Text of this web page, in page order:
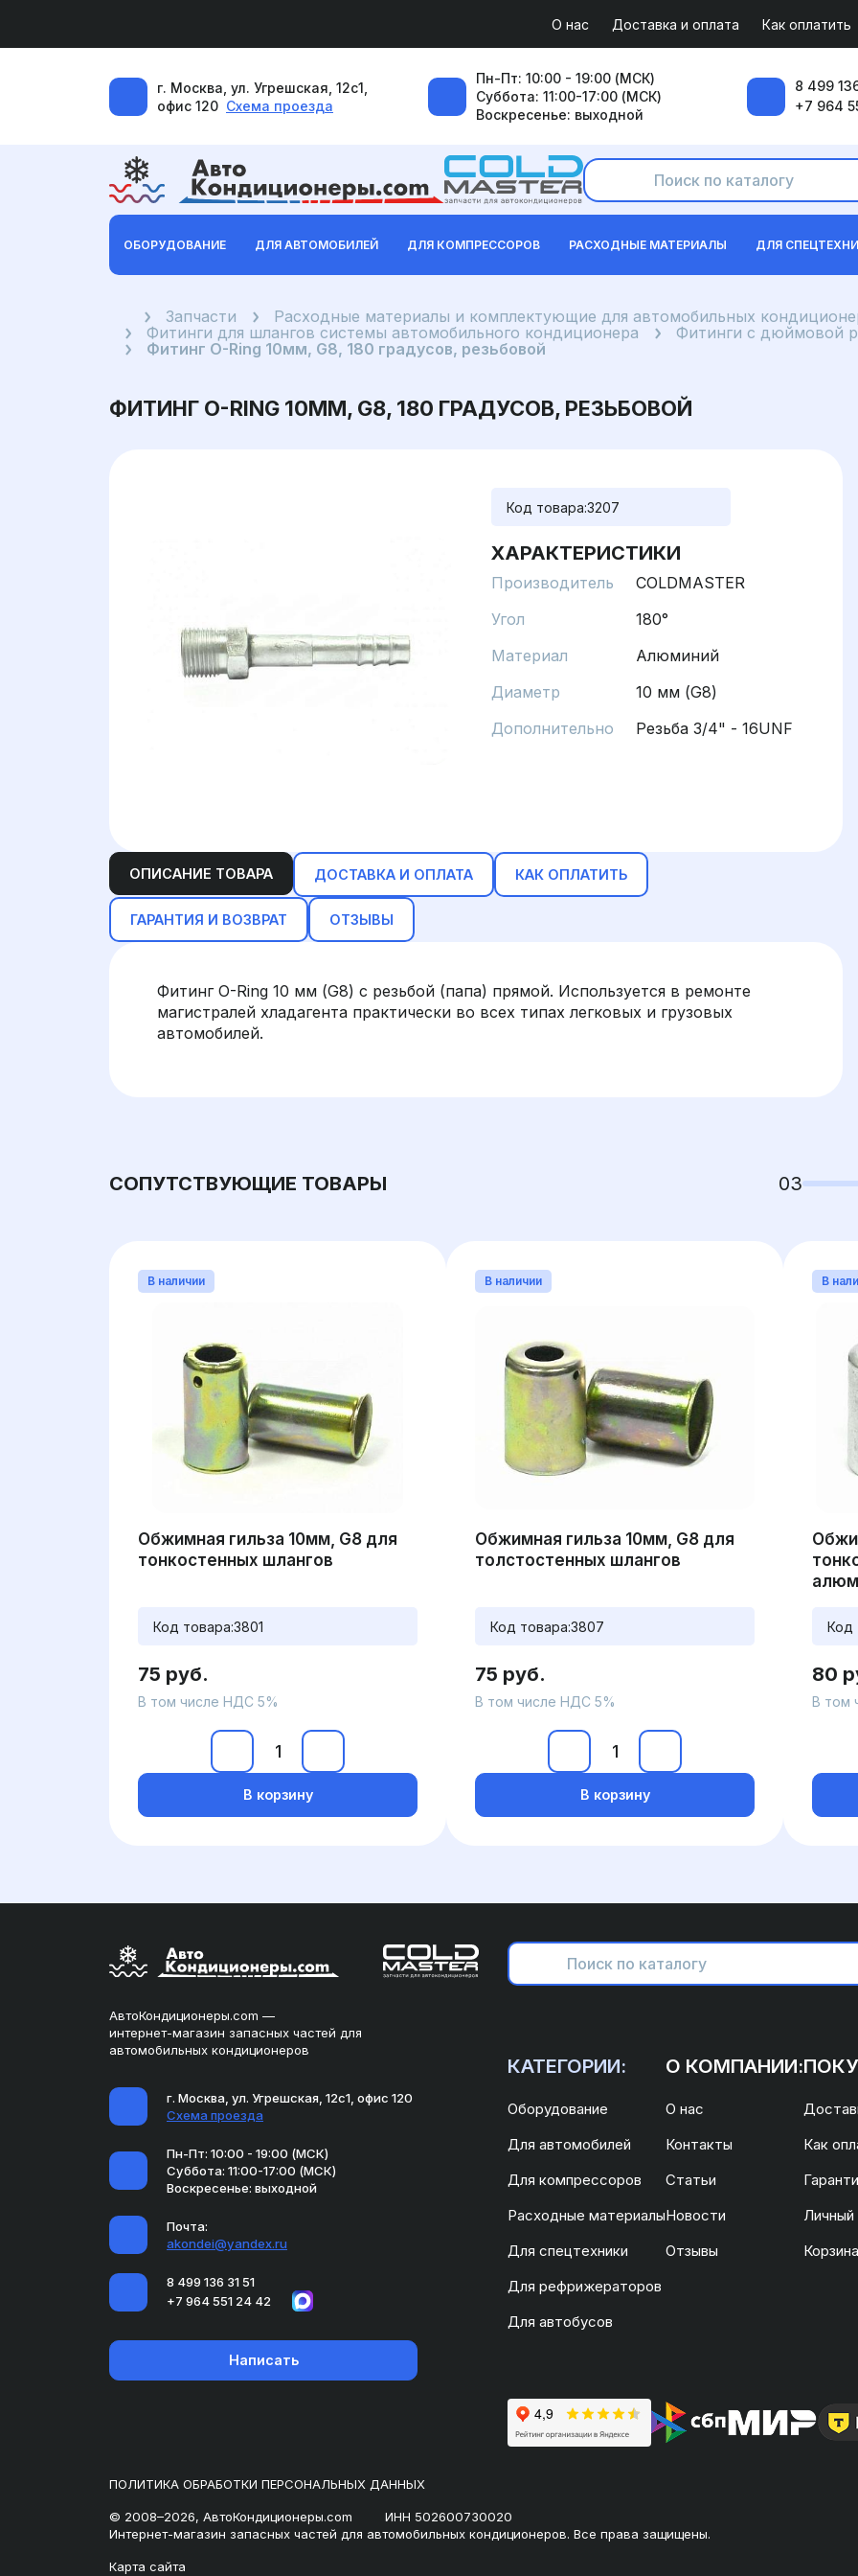
О нас Доставка и оплата Как оплатить
г. Москва, ул. Угрешская, 12с1,
офис 120 Схема проезда
Пн-Пт: 10:00 - 19:00 (МСК)
Суббота: 11:00-17:00 (МСК)
Воскресенье: выходной
8 499
+7 964
ОБОРУДОВАНИЕ ДЛЯ АВТОМОБИЛЕЙ ДЛЯ КОМПРЕССОРОВ РАСХОДНЫЕ МАТЕРИАЛЫ ДЛЯ
ГлавнаяЗапчасти
Расходные материалы и комплектующие для автомобильных
Фитинги для шлангов системы автомобильного кондиционера
Фитинги с дюймовой
Фитинг O-Ring 10мм, G8, 180 градусов, резьбовой
ФИТИНГ O-RING 10ММ, G8, 180 ГРАДУСОВ, РЕЗЬБОВОЙ
Код товара:3207
ХАРАКТЕРИСТИКИ
Производитель
COLDMASTER
Угол
180°
Материал
Алюминий
Диаметр
10 мм (G8)
Дополнительно
Резьба 3/4" - 16UNF
ОПИСАНИЕ ТОВАРА ДОСТАВКА И ОПЛАТА КАК ОПЛАТИТЬ
ГАРАНТИЯ И ВОЗВРАТ ОТЗЫВЫ
Фитинг O-Ring 10 мм (G8) с резьбой (папа) прямой. Используется в ремонте
магистралей хладагента практически во всех типах легковых и грузовых
автомобилей.
СОПУТСТВУЮЩИЕ ТОВАРЫ 03
В наличии
Обжимная гильза 10мм, G8 для
тонкостенных шлангов
Код товара:3801
75 руб.
В том числе НДС 5%
В корзину
В наличии
Обжимная гильза 10мм, G8 для
толстостенных шлангов
Код товара:3807
75 руб.
В том числе НДС 5%
В корзину
В
Код
80
В том
АвтоКондиционеры.com —
интернет-магазин запасных частей для
автомобильных кондиционеров
г. Москва, ул. Угрешская, 12с1, офис 120
Схема проезда
Пн-Пт: 10:00 - 19:00 (МСК)
Суббота: 11:00-17:00 (МСК)
Воскресенье: выходной
Почта:
akondei@yandex.ru
8 499 136 31 51
+7 964 551 24 42
Написать
КАТЕГОРИИ:
Оборудование
Для автомобилей
Для компрессоров
Расходные материалы
Для спецтехники
Для рефрижераторов
Для автобусов
О КОМПАНИИ:
О нас
Контакты
Статьи
Новости
Отзывы
Как
Личный
Корзина
ПОЛИТИКА ОБРАБОТКИ ПЕРСОНАЛЬНЫХ ДАННЫХ
© 2008–2026, АвтоКондиционеры.com
ИНН 502600730020
Интернет-магазин запасных частей для автомобильных кондиционеров. Все права защищены.
Карта сайта